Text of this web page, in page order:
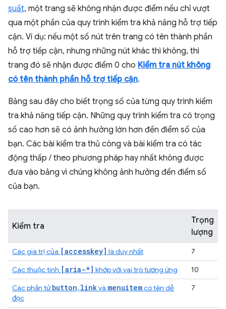
suất, một trang sẽ không nhận được điểm nếu chỉ vượt
qua một phần của quy trình kiểm tra khả năng hỗ trợ tiếp
cận. Ví dụ: nếu một số nút trên trang có tên thành phần
hỗ trợ tiếp cận, nhưng những nút khác thì không, thì
trang đó sẽ nhận được điểm 0 cho Kiểm tra nút không
có tên thành phần hỗ trợ tiếp cận.
Bảng sau đây cho biết trọng số của từng quy trình kiểm
tra khả năng tiếp cận. Những quy trình kiểm tra có trọng
số cao hơn sẽ có ảnh hưởng lớn hơn đến điểm số của
bạn. Các bài kiểm tra thủ công và bài kiểm tra có tác
động thấp / theo phương pháp hay nhất không được
đưa vào bảng vì chúng không ảnh hưởng đến điểm số
của bạn.
Kiểm tra
Trọng
lượng
Các giá trị của [accesskey] là duy nhất
7
Các thuộc tính [aria-*] khớp với vai trò tương ứng
10
Các phần tửbutton, linkvà menuitemcó tên dễ
đọc
7